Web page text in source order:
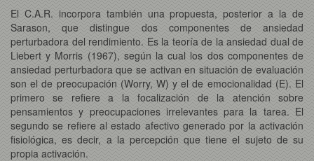
El C.A.R. incorpora también una propuesta, posterior a la de
Sarason, que distingue dos componentes de ansiedad
perturbadora del rendimiento. Es la teoría de la ansiedad dual de
Liebert y Morris (1967), según la cual los dos componentes de
ansiedad perturbadora que se activan en situación de evaluación
son el de preocupación (Worry, W) y el de emocionalidad (E). El
primero se refiere a la focalización de la atención sobre
pensamientos y preocupaciones irrelevantes para la tarea. El
segundo se refiere al estado afectivo generado por la activación
fisiológica, es decir, a la percepción que tiene el sujeto de su
propia activación.